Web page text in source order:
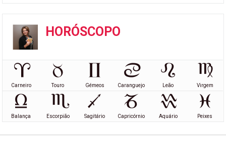
HORÓSCOPO
Carneiro Touro Gémeos Caranguejo Leão Virgem
Balança Escorpião Sagitário Capricórnio Aquário Peixes